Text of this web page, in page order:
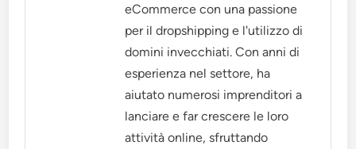
eCommerce con una passione
per il dropshipping e l'utilizzo di
domini invecchiati. Con anni di
esperienza nel settore, ha
aiutato numerosi imprenditori a
lanciare e far crescere le loro
attività online, sfruttando